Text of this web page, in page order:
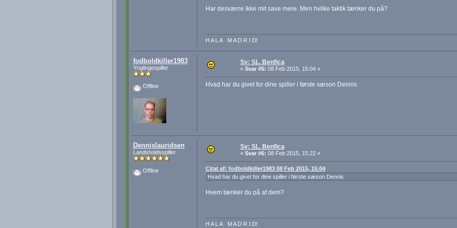
Har desværre ikke mit save mere. Men hvilke taktik tænker du på?
H A L A M A D R I D!
fodboldkiller1983
Ynglingespiller
Offline
Sv: SL. Benfica
« Svar #5: 08 Feb 2015, 15:04 »
Hvad har du givet for dine spiller i første sæson Dennis
Dennislauridsen
Landsholdsspiller
Offline
Sv: SL. Benfica
« Svar #6: 08 Feb 2015, 15:22 »
Citat af: fodboldkiller1983 08 Feb 2015, 15:04
Hvad har du givet for dine spiller i første sæson Dennis
Hvem tænker du på af dem?
H A L A M A D R I D!